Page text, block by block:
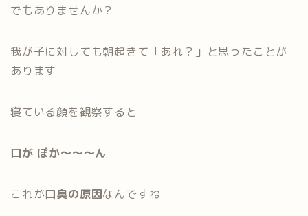
でもありませんか？
我が子に対しても朝起きて「あれ？」と思ったことが
あります
寝ている顔を観察すると
口が ぽか～～～ん
これが口臭の原因なんですね